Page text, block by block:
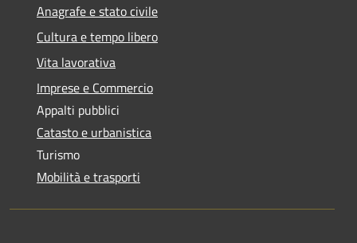
Anagrafe e stato civile
Cultura e tempo libero
Vita lavorativa
Imprese e Commercio
Appalti pubblici
Catasto e urbanistica
Turismo
Mobilità e trasporti